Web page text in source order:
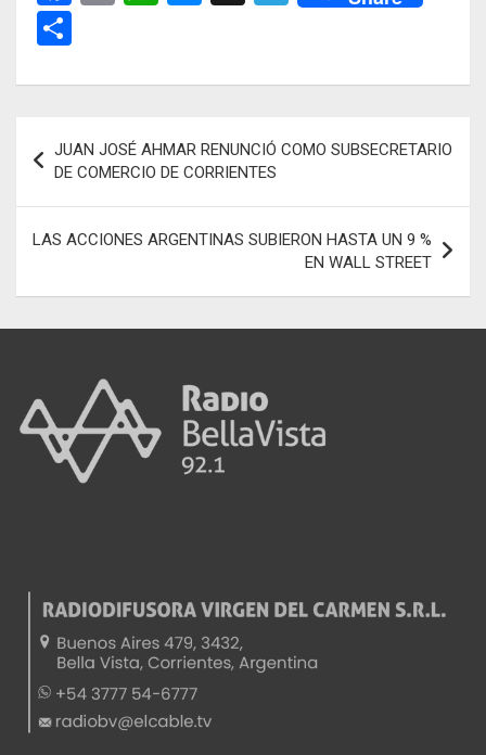
b
o
k
s
p
p
n
er
gr
m
m
p
ar
tir
Navegación
de
entradas
JUAN JOSÉ AHMAR RENUNCIÓ COMO SUBSECRETARIO
DE COMERCIO DE CORRIENTES
LAS ACCIONES ARGENTINAS SUBIERON HASTA UN 9 %
EN WALL STREET